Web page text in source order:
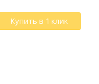
Купить в 1 клик